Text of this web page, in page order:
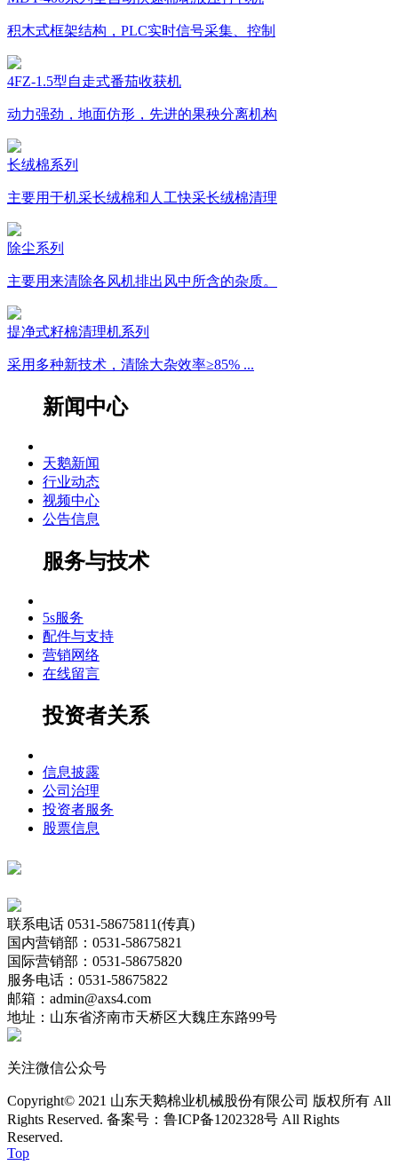
积木式框架结构，PLC实时信号采集、控制
4FZ-1.5型自走式番茄收获机
动力强劲，地面仿形，先进的果秧分离机构
长绒棉系列
主要用于机采长绒棉和人工快采长绒棉清理
除尘系列
主要用来清除各风机排出风中所含的杂质。
提净式籽棉清理机系列
采用多种新技术，清除大杂效率≥85% ...
新闻中心
天鹅新闻
行业动态
视频中心
公告信息
服务与技术
5s服务
配件与支持
营销网络
在线留言
投资者关系
信息披露
公司治理
投资者服务
股票信息
联系电话 0531-58675811(传真)
国内营销部：0531-58675821
国际营销部：0531-58675820
服务电话：0531-58675822
邮箱：admin@axs4.com
地址：山东省济南市天桥区大魏庄东路99号
关注微信公众号
Copyright© 2021 山东天鹅棉业机械股份有限公司 版权所有 All
Rights Reserved. 备案号：鲁ICP备1202328号 All Rights
Reserved.
Top